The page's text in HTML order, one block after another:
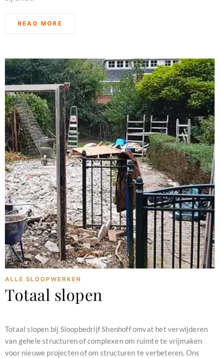
READ MORE
ALLE SLOOPWERKEN
Totaal slopen
Totaal slopen bij Sloopbedrijf Shenhoff omvat het verwijderen
van gehele structuren of complexen om ruimte te vrijmaken
voor nieuwe projecten of om structuren te verbeteren. Ons